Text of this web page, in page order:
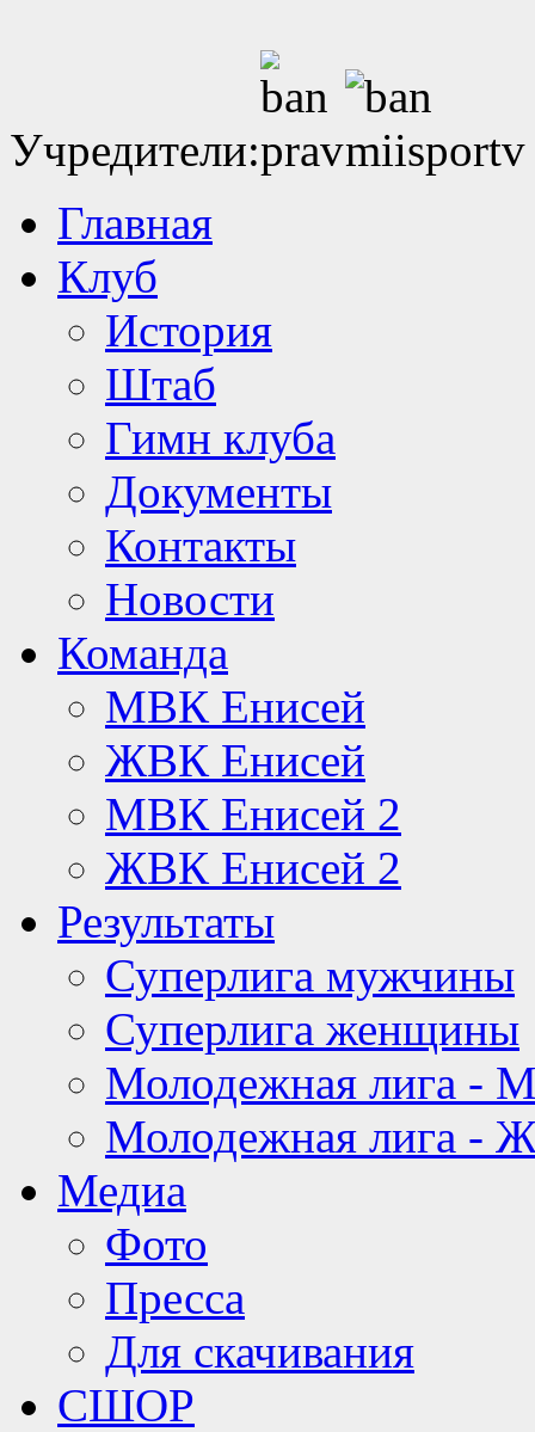
Учредители:
Главная
Клуб
История
Штаб
Гимн клуба
Документы
Контакты
Новости
Команда
МВК Енисей
ЖВК Енисей
МВК Енисей 2
ЖВК Енисей 2
Результаты
Суперлига мужчины
Суперлига женщины
Молодежная лига -
Молодежная лига -
Медиа
Фото
Пресса
Для скачивания
СШОР